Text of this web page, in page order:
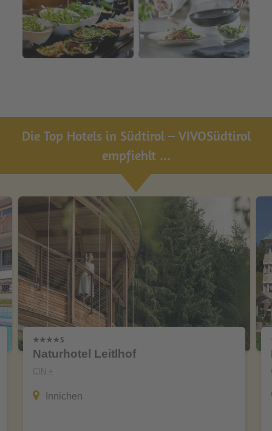
Die Top Hotels in Südtirol – VIVOSüdtirol
empfiehlt ...
Naturhotel Leitlhof
CIN +
Innichen